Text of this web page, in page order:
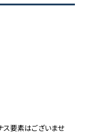
ス要素はございませ